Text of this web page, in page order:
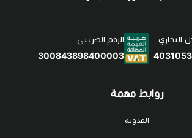
روابط مهمة
المدونة
التجاري
الرقم الضريبي
300843898400003